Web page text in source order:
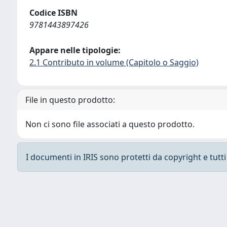
Codice ISBN
9781443897426
Appare nelle tipologie:
2.1 Contributo in volume (Capitolo o Saggio)
File in questo prodotto:
Non ci sono file associati a questo prodotto.
I documenti in IRIS sono protetti da copyright e